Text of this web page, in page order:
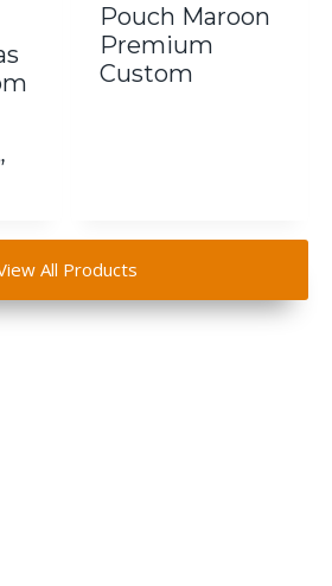
Pouch Maroon
Premium
Custom
All Products